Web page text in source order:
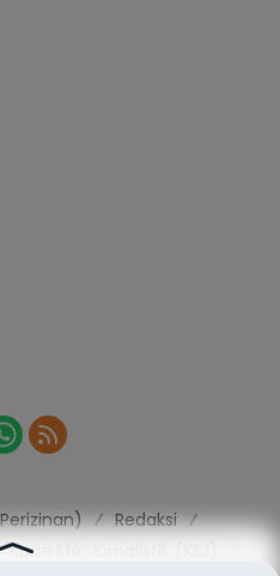
Redaksi
Kode Etik Jurnalistik (KEJ)